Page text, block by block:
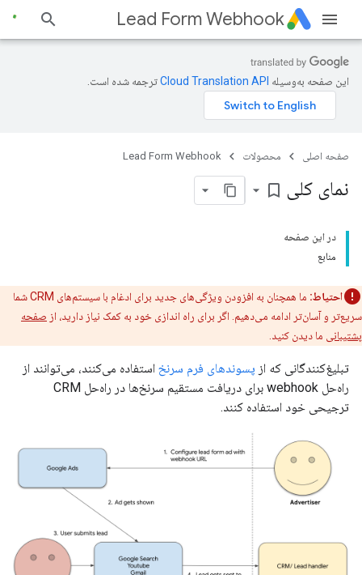
Lead Form Webhook
این صفحه به‌وسیله ترجمه شده است.
صفحه اصلی محصولات Lead Form Webhook
نمای کلی bookmark_border
در این صفحه
منابع
احتیاط:
ما همچنان به افزودن ویژگی‌های جدید برای ادغام با سیستم‌های CRM شما
سریع‌تر و آسان‌تر ادامه می‌دهیم. اگر برای راه اندازی خود به کمک نیاز دارید، از صفحه
پشتیبانی
ما دیدن کنید.
تبلیغ‌کنندگانی که از پسوندهای فرم سرنخ استفاده می‌کنند، می‌توانند از
راه‌حل webhook برای دریافت مستقیم سرنخ‌ها در راه‌حل CRM
ترجیحی خود استفاده کنند.